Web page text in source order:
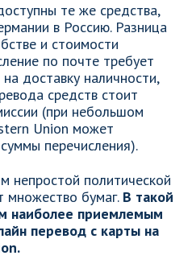
те же средства,
в Россию. Разница
и стоимости
по почте требует
доставку наличности,
средств стоит
(при небольшом
Union может
перечисления).
непростой политической
множество бумаг. В такой
наиболее приемлемым
перевод с карты на